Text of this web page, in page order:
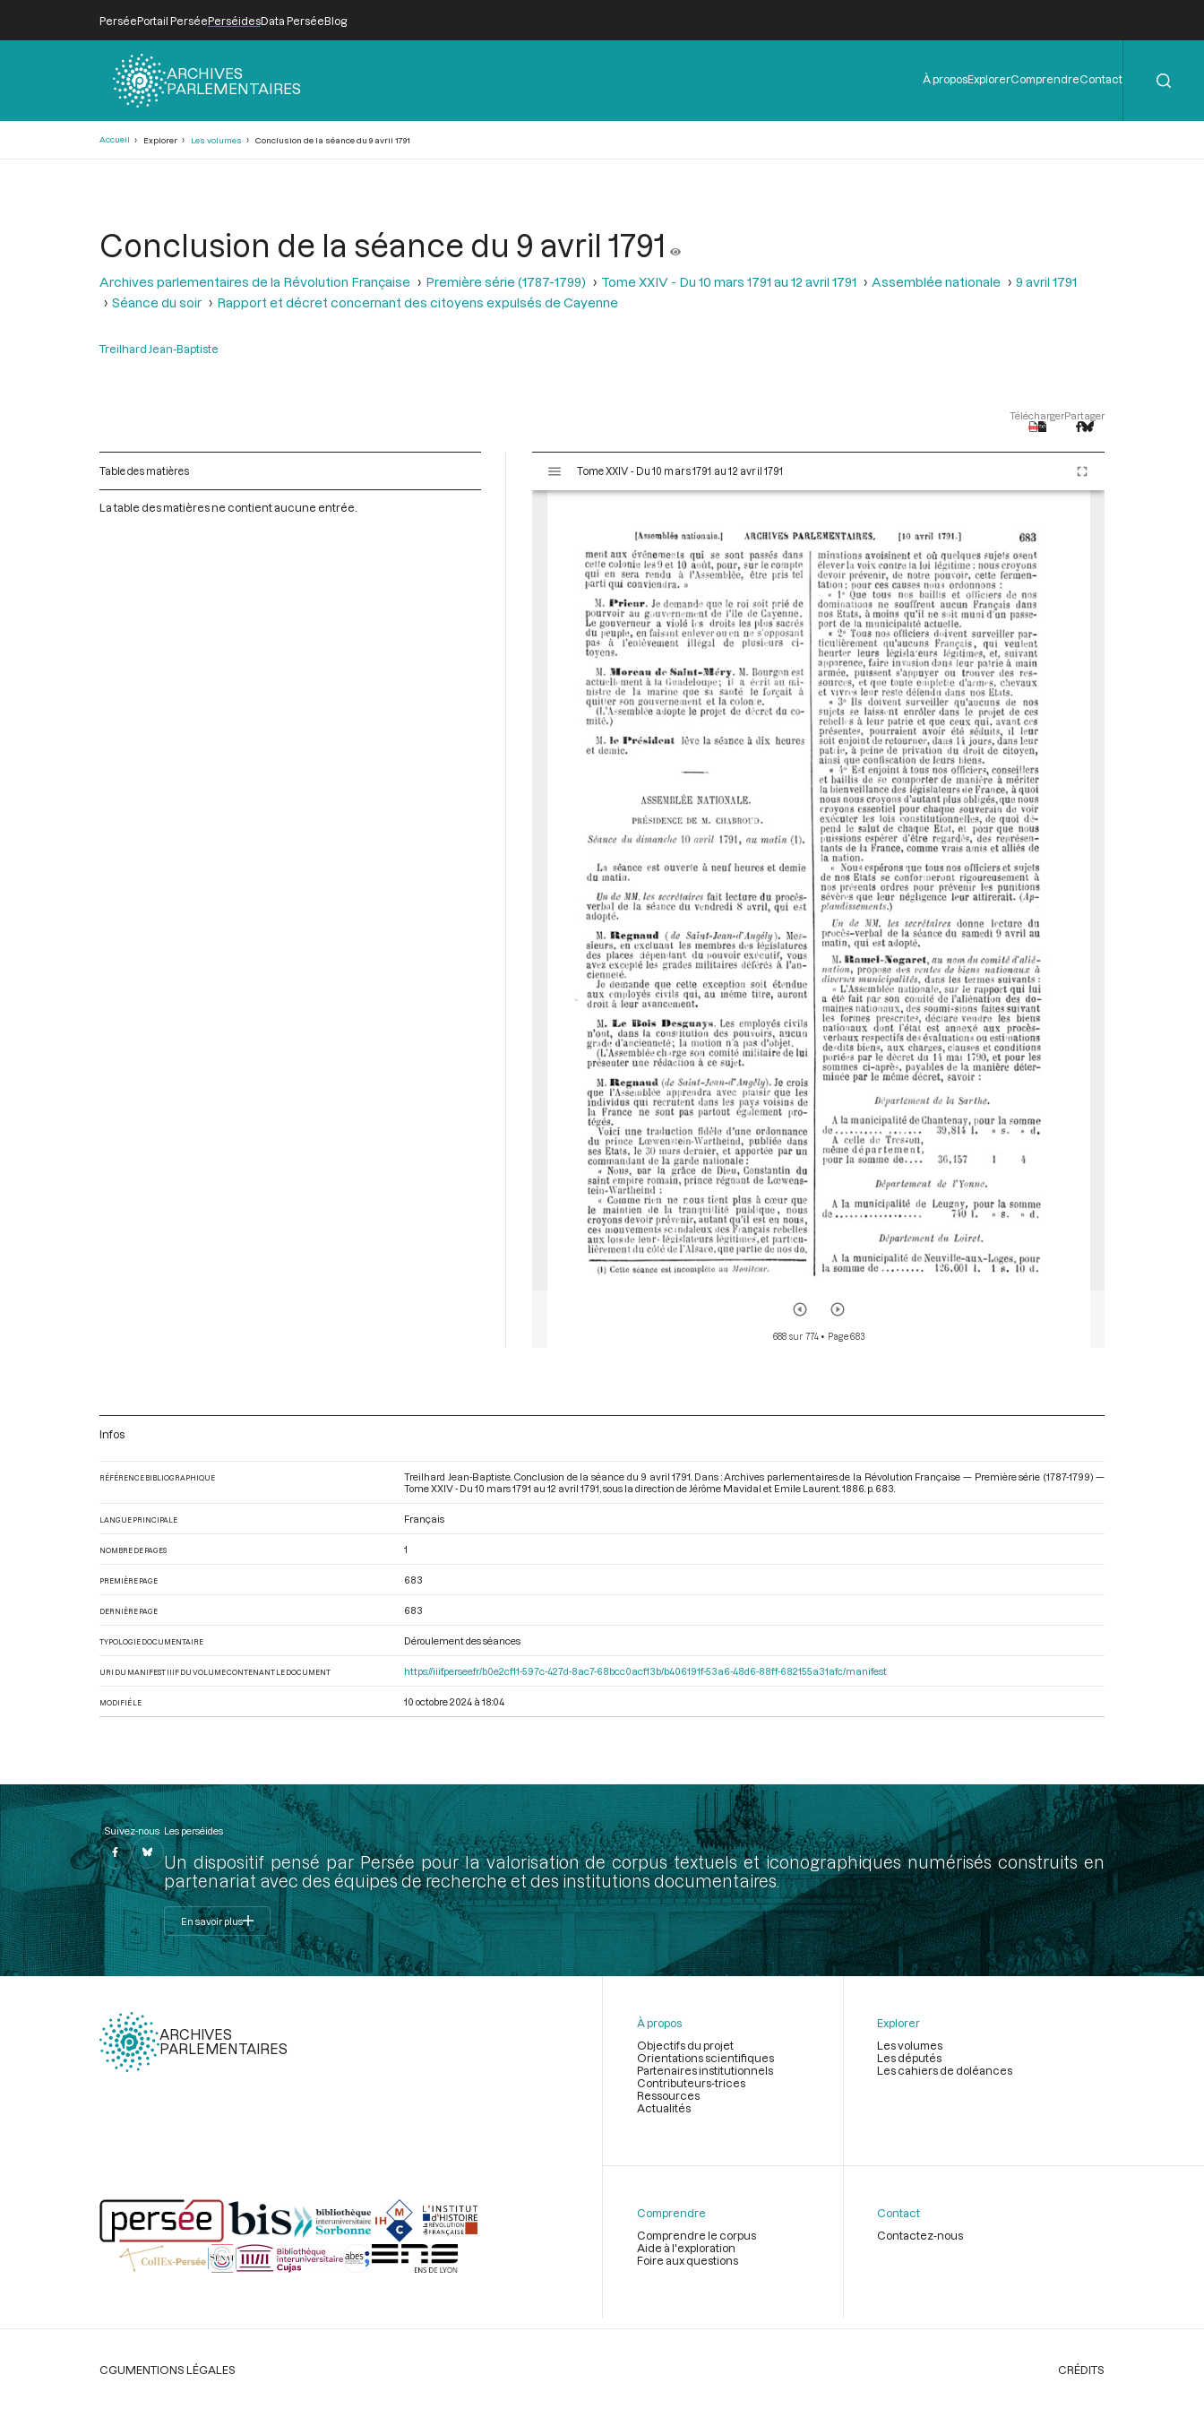
PerséePortail PerséePerséidesData PerséeBlog
ARCHIVES
PARLEMENTAIRES
Menu
de
À proposExplorerComprendreContact
Accueil Explorer Les volumes Conclusion de la séance du 9 avril 1791
Conclusion de la séance du 9 avril 1791
Archives parlementaires de la Révolution Française Première série (1787-1799) Tome XXIV - Du 10 mars 1791 au 12 avril 1791 Assemblée nationale
9 avril 1791
Séance du soir
Rapport et décret concernant des citoyens expulsés de Cayenne
Treilhard Jean-Baptiste
TéléchargerPartager
Table des matières
La table des matières ne contient aucune entrée.
s
Tome XXIV - Du 10 mars 1791 au 12 avril 1791
688 sur 774• Page 683
Infos
RÉFÉRENCE BIBLIOGRAPHIQUE
Treilhard Jean-Baptiste. Conclusion de la séance du 9 avril 1791. Dans : Archives parlementaires de la Révolution Française — Première série (1787-1799) —
Tome XXIV - Du 10 mars 1791 au 12 avril 1791 , sous la direction de Jérôme Mavidal et Emile Laurent. 1886. p. 683.
LANGUE PRINCIPALE Français
NOMBRE DE PAGES 1
PREMIÈRE PAGE 683
DERNIÈRE PAGE 683
TYPOLOGIE DOCUMENTAIRE Déroulement des séances
URI DU MANIFEST IIIF DU VOLUME CONTENANT LE DOCUMENT https://iiif.persee.fr/b0e2cf11-597c-427d-8ac7-68bcc0acf13b/b406191f-53a6-48d6-88ff-682155a31afc/manifest
MODIFIÉ LE 10 octobre 2024 à 18:04
Suivez-nous Les perséides
Un dispositif pensé par Persée pour la valorisation de corpus textuels et iconographiques numérisés construits en
partenariat avec des équipes de recherche et des institutions documentaires.
En savoir plus
ARCHIVES
PARLEMENTAIRES
page
À propos
Objectifs du projet
Orientations scientifiques
Partenaires institutionnels
Contributeurs-trices
Ressources
Actualités
Explorer
Les volumes
Les députés
Les cahiers de doléances
Comprendre
Comprendre le corpus
Aide à l'exploration
Foire aux questions
Contact
Contactez-nous
Légal
CGUMENTIONS LÉGALES CRÉDITS